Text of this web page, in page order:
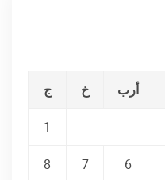
أرب خ ج
1
6
7
8